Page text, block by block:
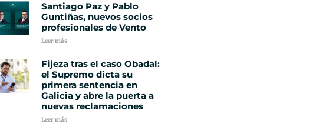
Santiago Paz y Pablo
Guntiñas, nuevos socios
profesionales de Vento
Leer más
Fijeza tras el caso Obadal:
el Supremo dicta su
primera sentencia en
Galicia y abre la puerta a
nuevas reclamaciones
Leer más